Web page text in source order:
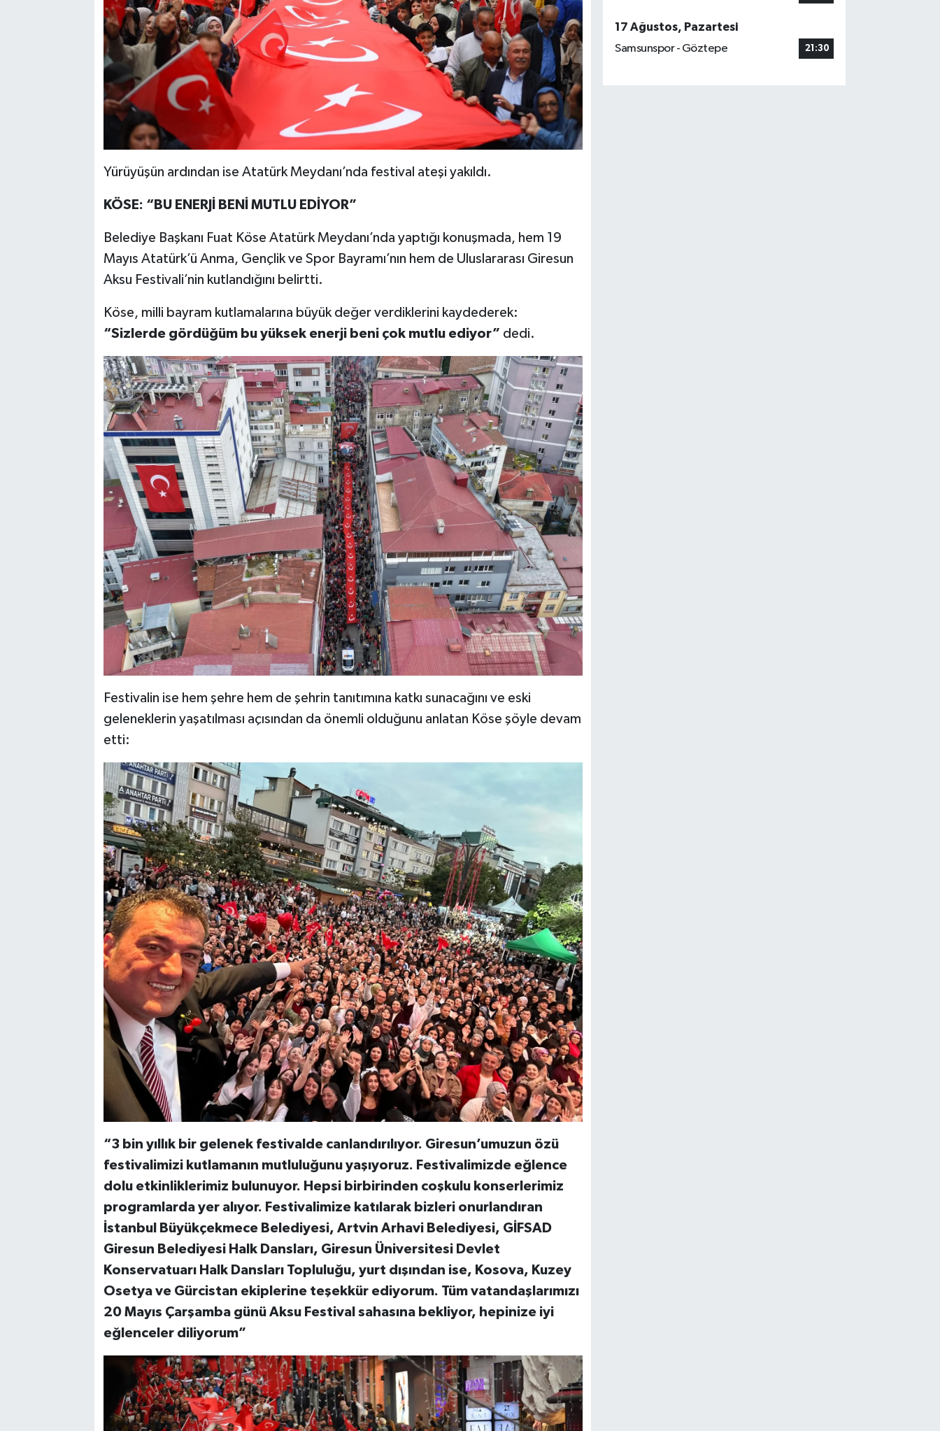
Yürüyüşün ardından ise Atatürk Meydanı’nda festival ateşi yakıldı.
KÖSE: “BU ENERJİ BENİ MUTLU EDİYOR”
Belediye Başkanı Fuat Köse Atatürk Meydanı’nda yaptığı konuşmada, hem 19
Mayıs Atatürk’ü Anma, Gençlik ve Spor Bayramı’nın hem de Uluslararası Giresun
Aksu Festivali’nin kutlandığını belirtti.
Köse, milli bayram kutlamalarına büyük değer verdiklerini kaydederek:
“Sizlerde gördüğüm bu yüksek enerji beni çok mutlu ediyor” dedi.
Festivalin ise hem şehre hem de şehrin tanıtımına katkı sunacağını ve eski
geleneklerin yaşatılması açısından da önemli olduğunu anlatan Köse şöyle devam
etti:
“3 bin yıllık bir gelenek festivalde canlandırılıyor. Giresun’umuzun özü
festivalimizi kutlamanın mutluluğunu yaşıyoruz. Festivalimizde eğlence
dolu etkinliklerimiz bulunuyor. Hepsi birbirinden coşkulu konserlerimiz
programlarda yer alıyor. Festivalimize katılarak bizleri onurlandıran
İstanbul Büyükçekmece Belediyesi, Artvin Arhavi Belediyesi, GİFSAD
Giresun Belediyesi Halk Dansları, Giresun Üniversitesi Devlet
Konservatuarı Halk Dansları Topluluğu, yurt dışından ise, Kosova, Kuzey
Osetya ve Gürcistan ekiplerine teşekkür ediyorum. Tüm vatandaşlarımızı
20 Mayıs Çarşamba günü Aksu Festival sahasına bekliyor, hepinize iyi
eğlenceler diliyorum”
17 Ağustos, Pazartesi
Samsunspor - Göztepe
21:30